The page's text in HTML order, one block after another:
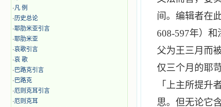
·凡 例
·历史总论
·耶肋米亚引言
·耶肋米亚
·哀歌引言
·哀 歌
·巴路克引言
·巴路克
·厄则克耳引言
·厄则克耳
间。编辑者在
608-597年）和
父为王三月而
仅三个月的耶
「上主所提升
思。但无论它